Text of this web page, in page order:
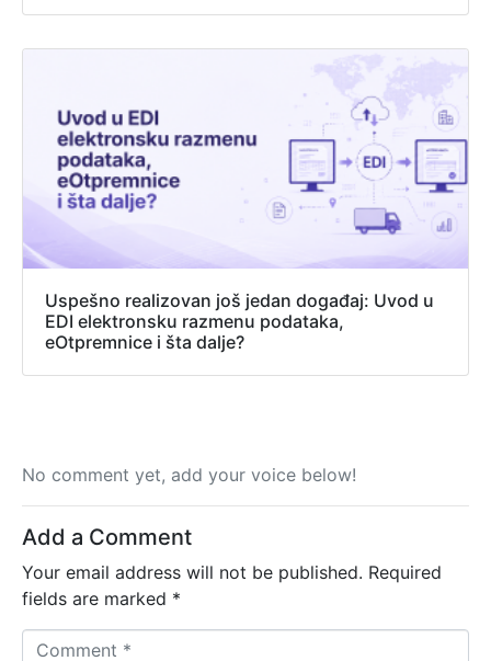
Uspešno realizovan još jedan događaj: Uvod u
EDI elektronsku razmenu podataka,
eOtpremnice i šta dalje?
No comment yet, add your voice below!
Add a Comment
Your email address will not be published. Required
fields are marked *